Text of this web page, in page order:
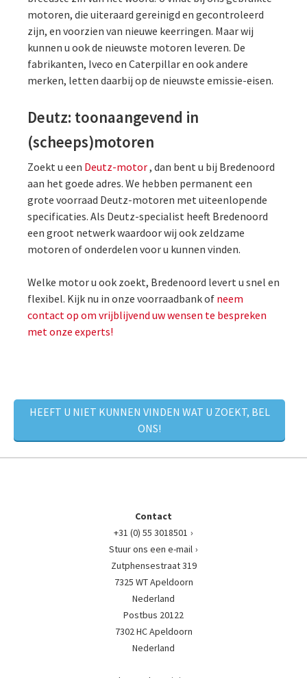
motoren, die uiteraard gereinigd en gecontroleerd
zijn, en voorzien van nieuwe keerringen. Maar wij
kunnen u ook de nieuwste motoren leveren. De
fabrikanten, Iveco en Caterpillar en ook andere
merken, letten daarbij op de nieuwste emissie-eisen.
Deutz: toonaangevend in
(scheeps)motoren
Zoekt u een Deutz-motor, dan bent u bij Bredenoord
aan het goede adres. We hebben permanent een
grote voorraad Deutz-motoren met uiteenlopende
specificaties. Als Deutz-specialist heeft Bredenoord
een groot netwerk waardoor wij ook zeldzame
motoren of onderdelen voor u kunnen vinden.
Welke motor u ook zoekt, Bredenoord levert u snel en
flexibel. Kijk nu in onze voorraadbank of neem
contact op om vrijblijvend uw wensen te bespreken
met onze experts!
HEEFT U NIET KUNNEN VINDEN WAT U ZOEKT, BEL
ONS!
Contact
+31 (0) 55 3018501
Stuur ons een e-mail
Zutphensestraat 319
7325 WT Apeldoorn
Nederland
Postbus 20122
7302 HC Apeldoorn
Nederland